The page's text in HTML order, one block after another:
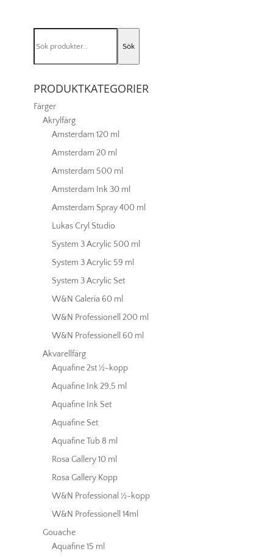
Grey
mängd
efter:
Sök
PRODUKTKATEGORIER
Färger
Akrylfärg
Amsterdam 120 ml
Amsterdam 20 ml
Amsterdam 500 ml
Amsterdam Ink 30 ml
Amsterdam Spray 400 ml
Lukas Cryl Studio
System 3 Acrylic 500 ml
System 3 Acrylic 59 ml
System 3 Acrylic Set
W&N Galeria 60 ml
W&N Professionell 200 ml
W&N Professionell 60 ml
Akvarellfärg
Aquafine 2st ½-kopp
Aquafine Ink 29,5 ml
Aquafine Ink Set
Aquafine Set
Aquafine Tub 8 ml
Rosa Gallery 10 ml
Rosa Gallery Kopp
W&N Professional ½-kopp
W&N Professionell 14ml
Gouache
Aquafine 15 ml